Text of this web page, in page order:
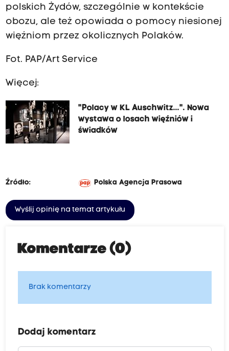
polskich Żydów, szczególnie w kontekście
obozu, ale też opowiada o pomocy niesionej
więźniom przez okolicznych Polaków.
Fot. PAP/Art Service
Więcej:
"Polacy w KL Auschwitz...". Nowa
wystawa o losach więźniów i
świadków
Źródło: Polska Agencja Prasowa
Wyślij opinię na temat artykułu
Komentarze (0)
Brak komentarzy
Dodaj komentarz